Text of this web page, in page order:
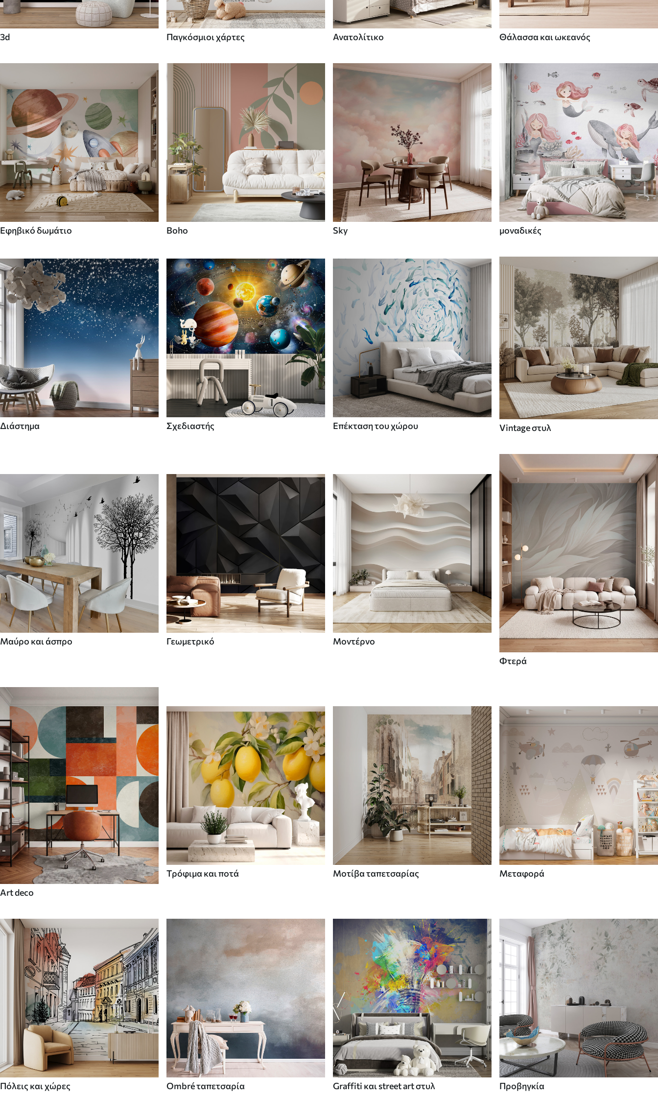
3d Παγκόσμιοι χάρτες Ανατολίτικο Θάλασσα και ωκεανός
Εφηβικό δωμάτιο Boho Sky μοναδικές
Διάστημα Σχεδιαστής Επέκταση του χώρου Vintage στυλ
Μαύρο και άσπρο Γεωμετρικό
Μοντέρνο
Φτερά
Art deco
Τρόφιμα και ποτά Μοτίβα ταπετσαρίας Μεταφορά
Πόλεις και χώρες Ombré ταπετσαρία Graffiti και street art στυλ Προβηγκία